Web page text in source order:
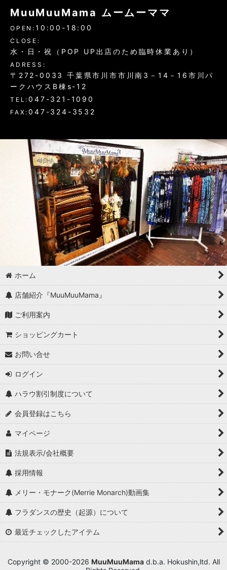
MuuMuuMama ムームーママ
OPEN: 10:00-18:00
CLOSE:
水・日・祝（POP UP出店のため臨時休業あり）
ADRESS:
〒272-0033 千葉県市川市市川南3－14－16市川パ
ークハウスB棟s-12
TEL:047-321-1090
FAX:047-324-3532
ホーム
店舗紹介『MuuMuuMama』
ご利用案内
ショッピングカート
お問い合せ
ログイン
ハラウ割引制度について
会員登録はこちら
マイページ
法規表示/会社概要
採用情報
メリー・モナーク(Merrie Monarch)動画集
フラダンスの歴史（起源）について
最近チェックしたアイテム
Copyright © 2000-2026 MuuMuuMamad.b.a. Hokushin,ltd. All